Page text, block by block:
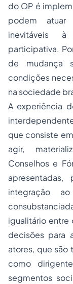
do OP é
podem atuar
inevitáveis
participativa.
de mudança
condições
na sociedade
A experiência
que consiste
agir,
Conselhos e
integração
igualitário entre
decisões para
atores, que são
como
segmentos